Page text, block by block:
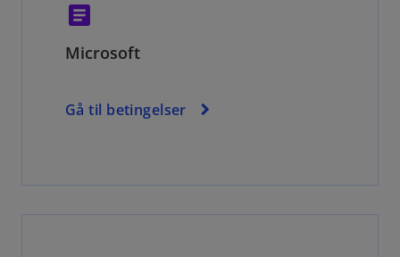
article
Microsoft
Gå til betingelser